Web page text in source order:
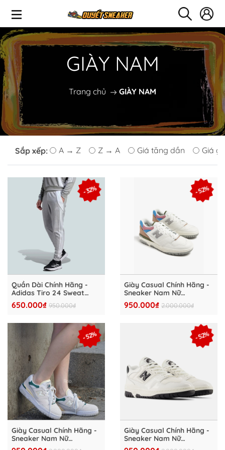
GIÀY NAM
Trang chủ GIÀY NAM
Sắp xếp: A → Z Z → A Giá tăng dần Giá
- 32%
Quần Dài Chính Hãng -
Adidas Tiro 24 Sweat
Pant ' DGrey' - IS2153
650.000₫ 950.000₫
- 52%
Giày Casual Chính Hãng -
Sneaker Nam Nữ
NewBalance 550 'Clay
Court' - BB550PGA
950.000₫ 2.000.000₫
- 52%
Giày Casual Chính Hãng -
Sneaker Nam Nữ
NewBalance 550
- 52%
Giày Casual Chính Hãng -
Sneaker Nam Nữ
NewBalance 550 'Patent